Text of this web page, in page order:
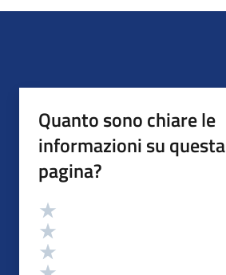
Quanto sono chiare le
informazioni su questa
pagina?
Valutazione